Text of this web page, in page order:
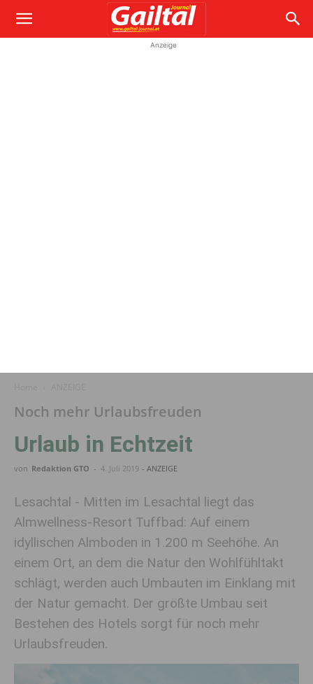
Anzeige
Noch mehr Urlaubsfreuden
Urlaub in Echtzeit
von Redaktion GTO - 4. Juli 2019 - ANZEIGE
Lesachtal - Mitten im Lesachtal liegt das
Almwellness-Resort Tuffbad: Auf einem
idyllischen Almboden in 1.200 m Seehöhe. An
einem Ort, an dem die Natur den Wohlfühltakt
schlägt, werden auch Umbauten im Einklang mit
der Natur gemacht. Der größte Umbau seit
Bestehen des Hotels sorgt für noch mehr
Urlaubsfreuden.